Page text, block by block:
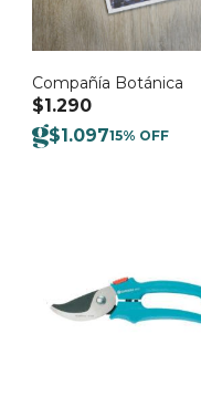
Compañía Botánica
$1.290
$1.09715% OFF